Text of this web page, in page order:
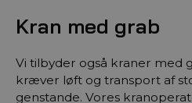
Kran med grab
Vi tilbyder også kraner med
kræver løft og transport af
genstande. Vores